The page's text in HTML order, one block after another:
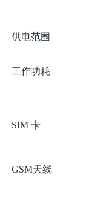
供电范围
工作功耗
SIM 卡
GSM天线